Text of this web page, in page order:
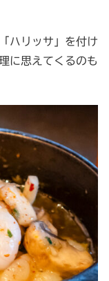
ハリッサ」を付け
に思えてくるのも